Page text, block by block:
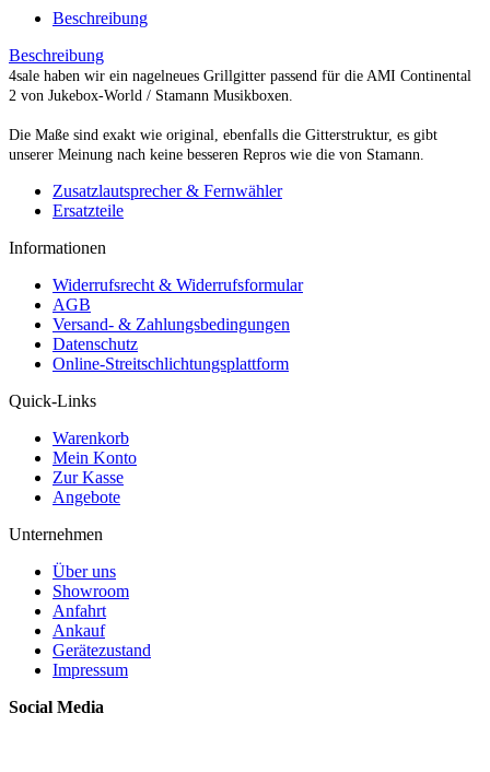
Beschreibung
Beschreibung
4sale haben wir ein nagelneues Grillgitter passend für die AMI Continental
2 von Jukebox-World / Stamann Musikboxen.
Die Maße sind exakt wie original, ebenfalls die Gitterstruktur, es gibt
unserer Meinung nach keine besseren Repros wie die von Stamann.
Zusatzlautsprecher & Fernwähler
Ersatzteile
Informationen
Widerrufsrecht & Widerrufsformular
AGB
Versand- & Zahlungsbedingungen
Datenschutz
Online-Streitschlichtungsplattform
Quick-Links
Warenkorb
Mein Konto
Zur Kasse
Angebote
Unternehmen
Über uns
Showroom
Anfahrt
Ankauf
Gerätezustand
Impressum
Social Media